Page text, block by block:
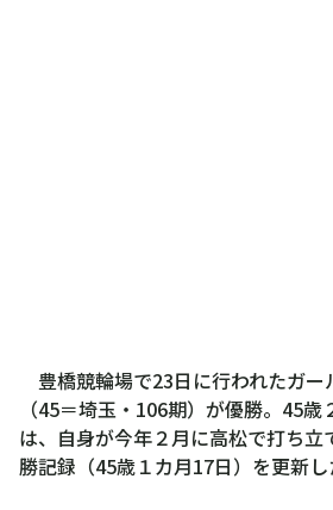
豊橋競輪場で23日に行われたガー
（45＝埼玉・106期）が優勝。45
は、自身が今年２月に高松で打ち
勝記録（45歳１カ月17日）を更新し